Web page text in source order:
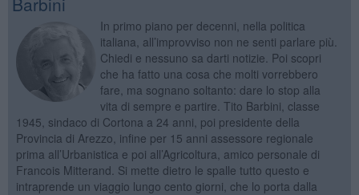
In primo piano per decenni, nella politica
italiana, all’improvviso non ne senti parlare più.
Chiedi e nessuno sa darti notizie. Poi scopri
che ha fatto una cosa che molti vorrebbero
fare, ma sognano soltanto: dare lo stop alla
vita di sempre e partire. Tito Barbini, classe
1945, sindaco di Cortona a 24 anni, poi presidente della
Provincia di Arezzo, infine per 15 anni assessore regionale
prima all’Urbanistica e poi all’Agricoltura, amico personale di
Francois Mitterand. Si mette dietro le spalle tutto questo e
intraprende un viaggio lungo cento giorni, che lo porta dalla